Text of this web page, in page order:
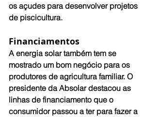
os açudes para desenvolver projetos
de piscicultura.
Financiamentos
A energia solar também tem se
mostrado um bom negócio para os
produtores de agricultura familiar. O
presidente da Absolar destacou as
linhas de financiamento que o
consumidor passou a ter para fazer a